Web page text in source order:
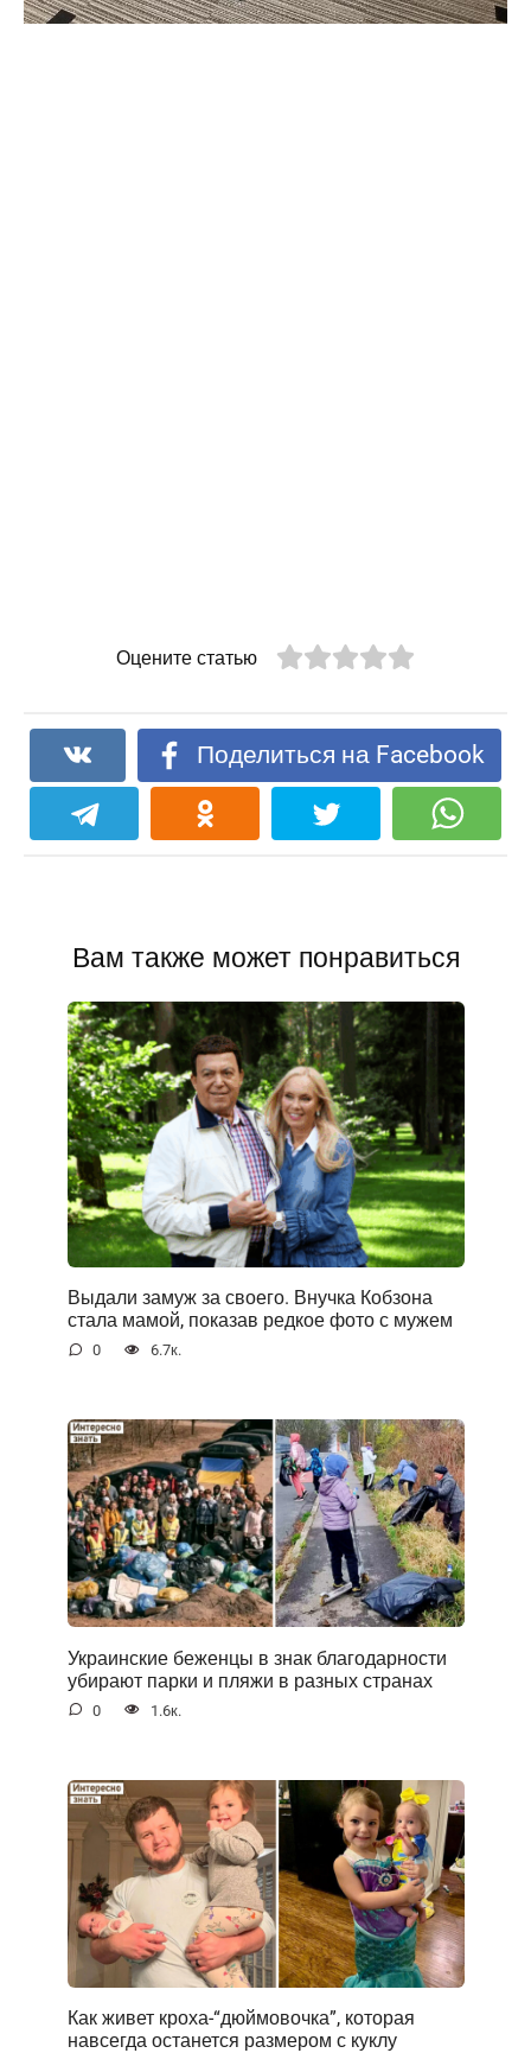
Оцените статью
Поделиться на Facebook
Вам также может понравиться
Выдали замуж за своего. Внучка Кобзона
стала мамой, показав редкое фото с мужем
0 6.7к.
Украинские беженцы в знак благодарности
убирают парки и пляжи в разных странах
0 1.6к.
Как живет кроха-“дюймовочка”, которая
навсегда останется размером с куклу